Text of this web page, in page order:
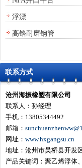
浮漂
高铬耐磨钢管
联系方式
沧州海振橡塑有限公司
联系人：孙经理
手机：13805344492
邮箱：
网址： www.hxgangsu.cn
地址：沧州市吴桥县开发
产品关键词：聚乙烯浮体